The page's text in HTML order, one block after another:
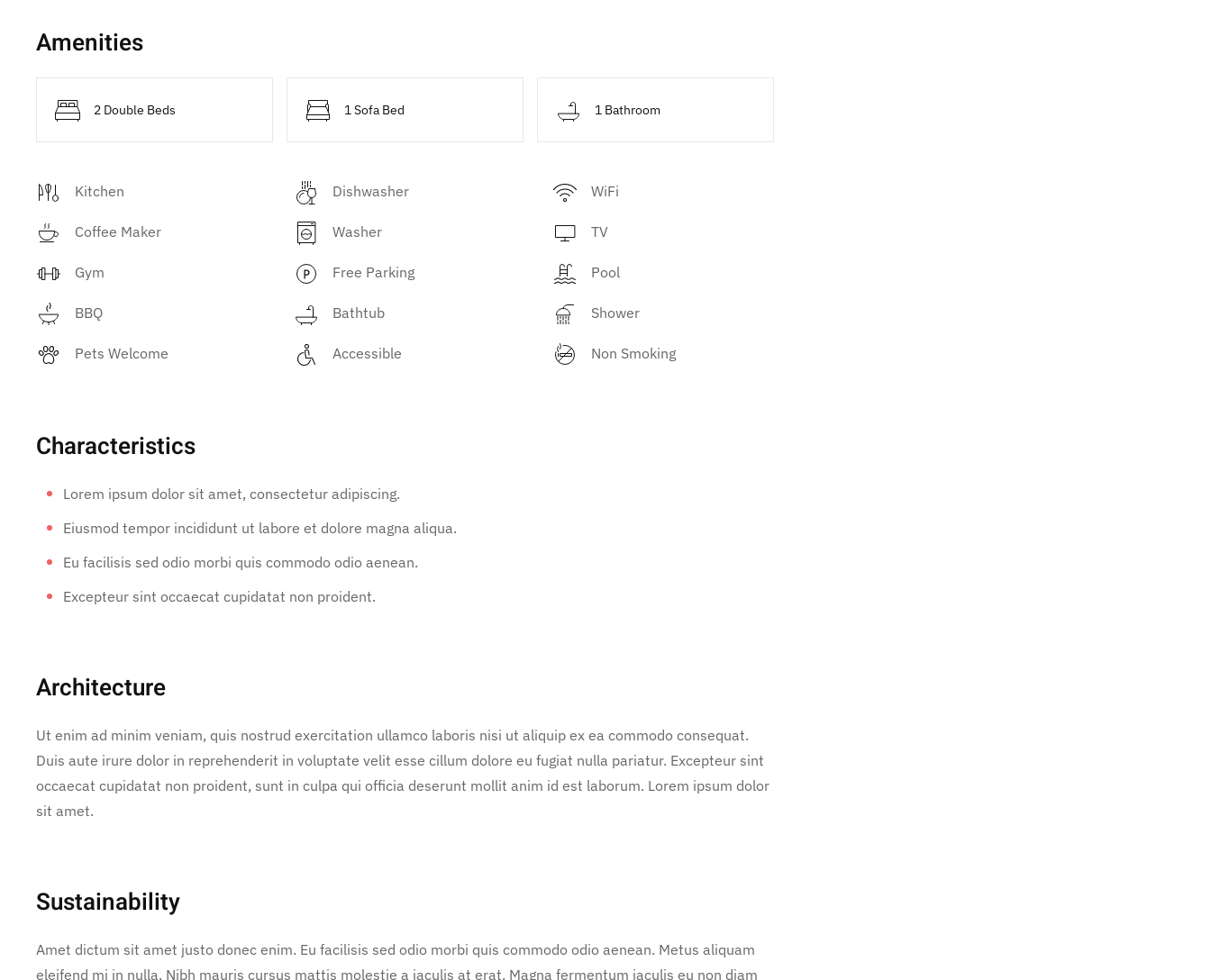
Amenities
2 Double Beds 1 Sofa Bed 1 Bathroom
Kitchen Dishwasher WiFi
Coffee Maker Washer TV
Gym Free Parking Pool
BBQ Bathtub Shower
Pets Welcome Accessible Non Smoking
Characteristics
Lorem ipsum dolor sit amet, consectetur adipiscing.
Eiusmod tempor incididunt ut labore et dolore magna aliqua.
Eu facilisis sed odio morbi quis commodo odio aenean.
Excepteur sint occaecat cupidatat non proident.
Architecture
Ut enim ad minim veniam, quis nostrud exercitation ullamco laboris nisi ut aliquip ex ea commodo consequat.
Duis aute irure dolor in reprehenderit in voluptate velit esse cillum dolore eu fugiat nulla pariatur. Excepteur sint
occaecat cupidatat non proident, sunt in culpa qui officia deserunt mollit anim id est laborum. Lorem ipsum dolor
sit amet.
Sustainability
Amet dictum sit amet justo donec enim. Eu facilisis sed odio morbi quis commodo odio aenean. Metus aliquam
eleifend mi in nulla. Nibh mauris cursus mattis molestie a iaculis at erat. Magna fermentum iaculis eu non diam